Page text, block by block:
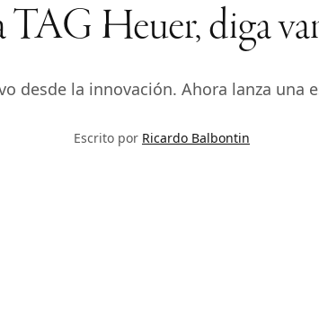
Heuer, diga
desde la innovación. Ahora lanza una
Escrito por Ricardo Balbontin